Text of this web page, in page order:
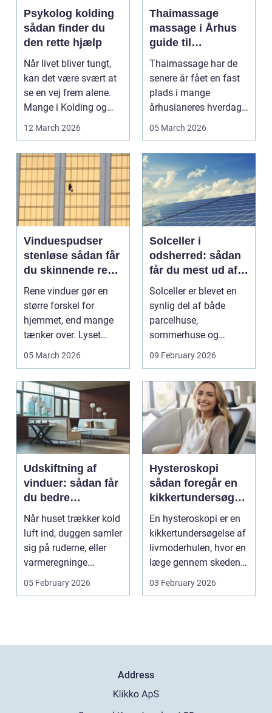
Psykolog kolding
sådan finder du
den rette hjælp
Når livet bliver tungt,
kan det være svært at
se en vej frem alene.
Mange i Kolding og
omegn søger p...
12 March 2026
Thaimassage
massage i Århus
guide til
afslapning,
smidighed og
bedre velvære
Thaimassage har de
senere år fået en fast
plads i mange
århusianeres hverdag.
Flere bruger den både
05 March 2026
Vinduespudser
stenløse sådan får
du skinnende rene
ruder året rundt
Rene vinduer gør en
større forskel for
hjemmet, end mange
tænker over. Lyset
falder anderledes ind,
05 March 2026
Solceller i
odsherred: sådan
får du mest ud af
solen
Solceller er blevet en
synlig del af både
parcelhuse,
sommerhuse og
mindre erhverv i
Odsherred. Mang...
09 February 2026
Udskiftning af
vinduer: sådan får
du bedre
indeklima og
lavere
varmeregning
Når huset trækker kold
luft ind, duggen samler
sig på ruderne, eller
varmeregninge...
05 February 2026
Hysteroskopi
sådan foregår en
kikkertundersøgel
se af livmoderen
En hysteroskopi er en
kikkertundersøgelse af
livmoderhulen, hvor en
læge gennem skeden
og livmoderha...
03 February 2026
Address